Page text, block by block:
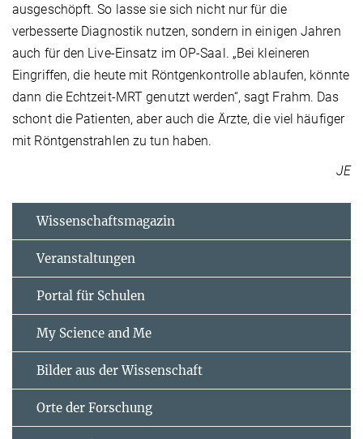
ausgeschöpft. So lasse sie sich nicht nur für die
verbesserte Diagnostik nutzen, sondern in einigen Jahren
auch für den Live-Einsatz im OP-Saal. „Bei kleineren
Eingriffen, die heute mit Röntgenkontrolle ablaufen, könnte
dann die Echtzeit-MRT genutzt werden“, sagt Frahm. Das
schont die Patienten, aber auch die Ärzte, die viel häufiger
mit Röntgenstrahlen zu tun haben.
JE
Wissenschaftsmagazin
Veranstaltungen
Portal für Schulen
My Science and Me
Bilder aus der Wissenschaft
Orte der Forschung